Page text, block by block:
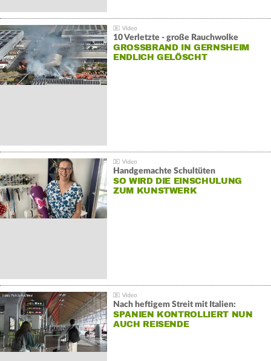
10 Verletzte - große Rauchwolke
GROSSBRAND IN GERNSHEIM E
NDLICH GELÖSCHT
Handgemachte Schultüten
SO WIRD DIE EINSCHULUNG
ZUM KUNSTWERK
Nach heftigem Streit mit Italien:
SPANIEN KONTROLLIERT NUN
AUCH REISENDE